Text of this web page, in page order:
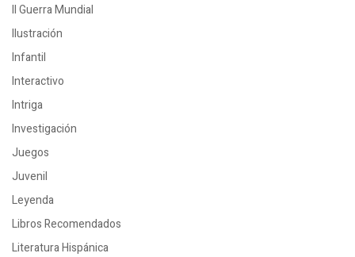
II Guerra Mundial
Ilustración
Infantil
Interactivo
Intriga
Investigación
Juegos
Juvenil
Leyenda
Libros Recomendados
Literatura Hispánica